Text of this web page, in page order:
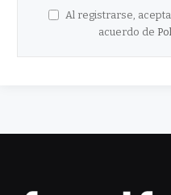
Al registrarse,
acuerdo de